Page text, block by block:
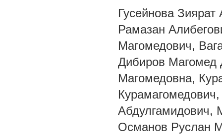
Гусейнова
Рамазан
Магомедович,
Дибиров Магомед
Магомедовна,
Абдулгамидович,
Османов Руслан